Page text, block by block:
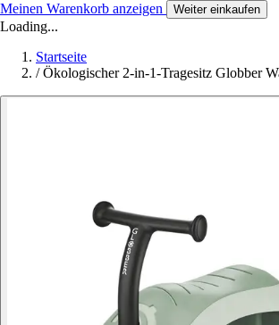
Meinen Warenkorb anzeigen Weiter einkaufen
Loading...
Startseite
/ Ökologischer 2-in-1-Tragesitz Globber